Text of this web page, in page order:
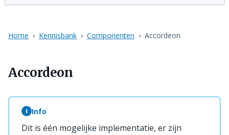
Home Kennisbank Componenten Accordeon
Accordeon
i Info
Dit is één mogelijke implementatie, er zijn